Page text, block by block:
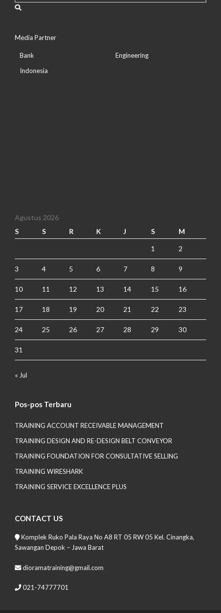
Media Partner
Bank
Indonesia
Engineering
Agustus 2026
S
S R K J S M
1 2
3 4 5 6 7 8 9
10 11 12 13 14 15 16
17 18 19 20 21 22 23
24 25 26 27 28 29 30
31
« Jul
Pos-pos Terbaru
TRAINING ACCOUNT RECEIVABLE MANAGEMENT
TRAINING DESIGN AND RE-DESIGN BELT CONVEYOR
TRAINING FOUNDATION FOR CONSULTATIVE SELLING
TRAINING WIRESHARK
TRAINING SERVICE EXCELLENCE PLUS
CONTACT US
Komplek Ruko Pala Raya No A8 RT 05 RW 05 Kel. Cinangka,
Sawangan Depok – Jawa Barat
dioramatraining@gmail.com
021-74777701